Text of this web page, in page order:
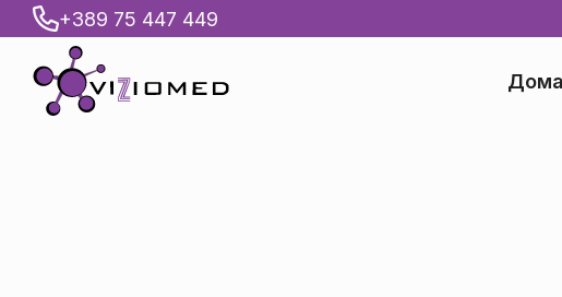
+389 75 447 449
Дома